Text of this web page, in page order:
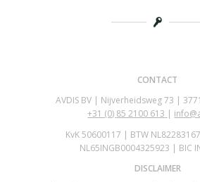
CONTACT
AVDIS BV | Nijverheidsweg 73 |
+31 (0) 85 2100 613
KvK 50600117 | BTW
NL65INGB0004325923 | BIC
DISCLAIMER